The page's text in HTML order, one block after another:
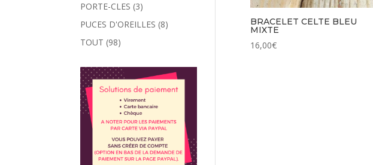
BRACELET CELTE BLEU
MIXTE
16,00€
PORTE-CLES (3)
PUCES D'OREILLES (8)
TOUT (98)